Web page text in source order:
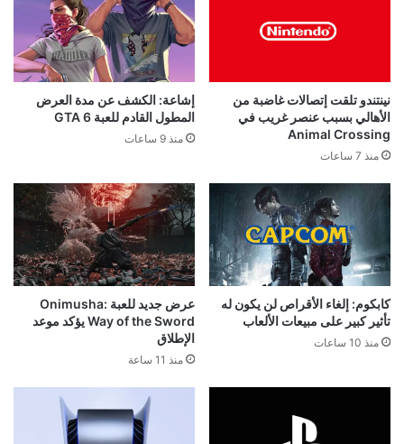
نينتندو تلقت إتصالات غاضبة من
الأهالي بسبب عنصر غريب في
Animal Crossing
منذ 7 ساعات
إشاعة: الكشف عن مدة العرض
المطول القادم للعبة GTA 6
منذ 9 ساعات
كابكوم: إلغاء الأقراص لن يكون له
تأثير كبير على مبيعات الألعاب
منذ 10 ساعات
عرض جديد للعبة Onimusha:
Way of the Sword يؤكد موعد
الإطلاق
منذ 11 ساعة